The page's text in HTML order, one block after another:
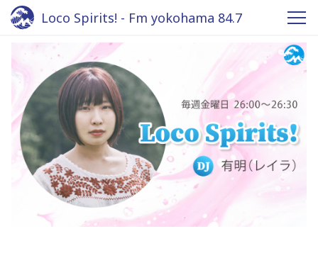
Loco Spirits! - Fm yokohama 84.7